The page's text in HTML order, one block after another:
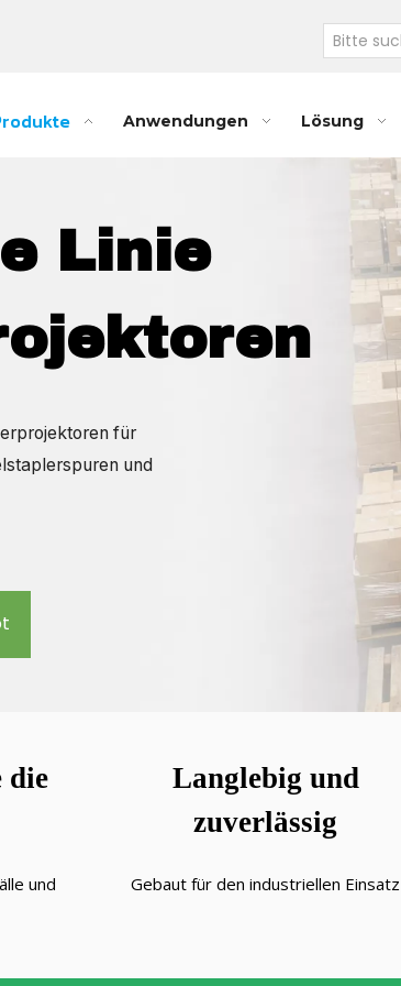
Anwendungen Lösung
Linie
für
und
die
und
Langlebig und
zuverlässig
Gebaut für den industriellen Einsatz